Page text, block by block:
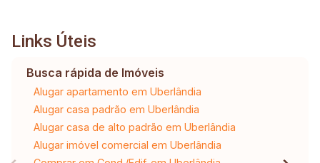
Links Úteis
Busca rápida de Imóveis
Alugar apartamento em Uberlândia
Alugar casa padrão em Uberlândia
Alugar casa de alto padrão em Uberlândia
Alugar imóvel comercial em Uberlândia